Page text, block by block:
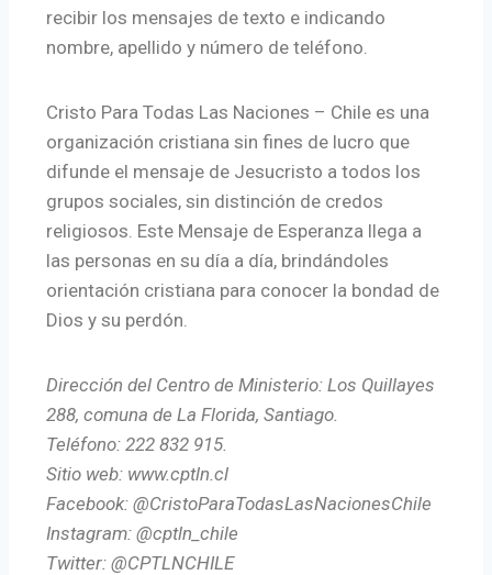
recibir los mensajes de texto e indicando
nombre, apellido y número de teléfono.
Cristo Para Todas Las Naciones – Chile es una
organización cristiana sin fines de lucro que
difunde el mensaje de Jesucristo a todos los
grupos sociales, sin distinción de credos
religiosos. Este Mensaje de Esperanza llega a
las personas en su día a día, brindándoles
orientación cristiana para conocer la bondad de
Dios y su perdón.
Dirección del Centro de Ministerio: Los Quillayes
288, comuna de La Florida, Santiago.
Teléfono: 222 832 915.
Sitio web: www.cptln.cl
Facebook: @CristoParaTodasLasNacionesChile
Instagram: @cptln_chile
Twitter: @CPTLNCHILE